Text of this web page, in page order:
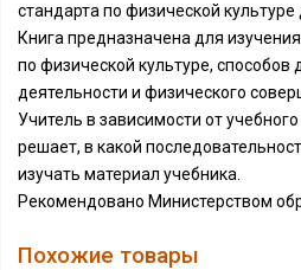
стандарта по физической
Книга предназначена для
по физической культуре, способов
деятельности и физического
Учитель в зависимости от
решает, в какой
изучать материал учебника.
Рекомендовано Министерством
Похожие товары